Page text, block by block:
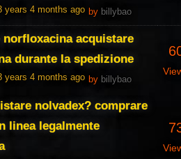
years 4 months ago by billybao
norfloxacina acquistare
durante la spedizione
years 4 months ago by billybao
nolvadex? comprare
linea legalmente